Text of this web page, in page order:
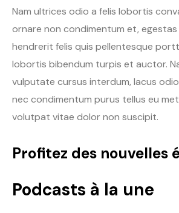
Nam ultrices odio a felis lobortis
ornare non condimentum et, egestas
hendrerit felis quis pellentesque
lobortis bibendum turpis et auctor.
vulputate cursus interdum, lacus
nec condimentum purus tellus eu
volutpat vitae dolor non suscipit.
Profitez des nouvelles
Podcasts à la une